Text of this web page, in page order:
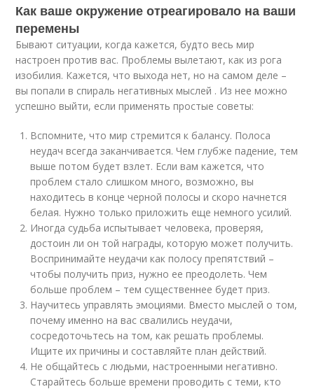
Как ваше окружение отреагировало на ваши
перемены
Бывают ситуации, когда кажется, будто весь мир
настроен против вас. Проблемы вылетают, как из рога
изобилия. Кажется, что выхода нет, но на самом деле –
вы попали в спираль негативных мыслей . Из нее можно
успешно выйти, если применять простые советы:
Вспомните, что мир стремится к балансу. Полоса
неудач всегда заканчивается. Чем глубже падение, тем
выше потом будет взлет. Если вам кажется, что
проблем стало слишком много, возможно, вы
находитесь в конце черной полосы и скоро начнется
белая. Нужно только приложить еще немного усилий.
Иногда судьба испытывает человека, проверяя,
достоин ли он той награды, которую может получить.
Воспринимайте неудачи как полосу препятствий –
чтобы получить приз, нужно ее преодолеть. Чем
больше проблем – тем существеннее будет приз.
Научитесь управлять эмоциями. Вместо мыслей о том,
почему именно на вас свалились неудачи,
сосредоточьтесь на том, как решать проблемы.
Ищите их причины и составляйте план действий.
Не общайтесь с людьми, настроенными негативно.
Старайтесь больше времени проводить с теми, кто